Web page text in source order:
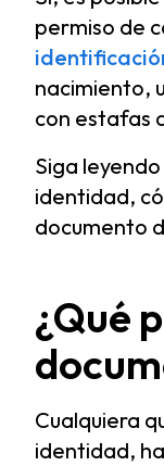
permiso de
nacimiento,
con estafas
Siga
identidad,
documento
¿Qué
Cualquiera
identidad,